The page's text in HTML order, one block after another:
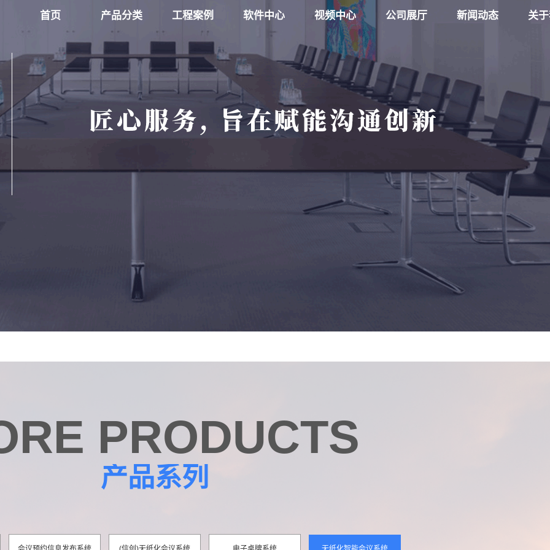
首页 产品分类 工程案例 软件中心 视频中心 公司展厅 新闻动态 关
PRODUCTS
产品系列